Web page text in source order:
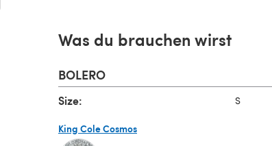
Was du brauchen wirst
BOLERO
Size: S
King Cole Cosmos